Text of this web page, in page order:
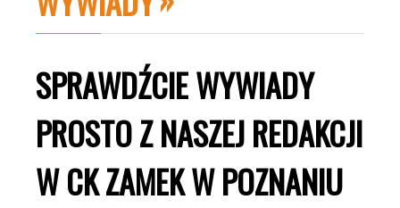
SPRAWDŹCIE WYWIADY
PROSTO Z NASZEJ REDAKCJI
W CK ZAMEK W POZNANIU